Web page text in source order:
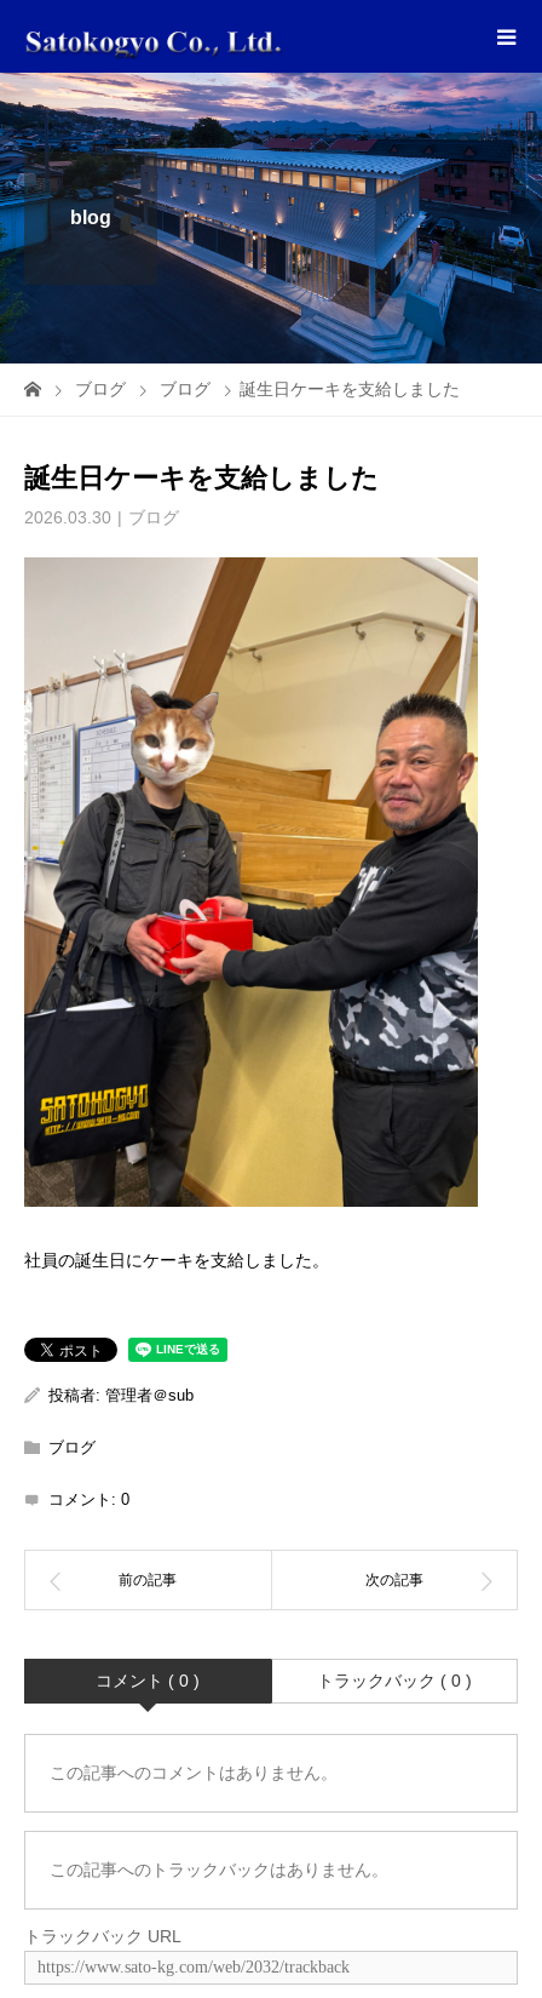
blog
ブログ ブログ 誕生日ケーキを支給しました
誕生日ケーキを支給しました
2026.03.30 ブログ
社員の誕生日にケーキを支給しました。
投稿者: 管理者＠sub
ブログ
コメント: 0
コメント ( 0 ) トラックバック ( 0 )
この記事へのコメントはありません。
この記事へのトラックバックはありません。
トラックバック URL